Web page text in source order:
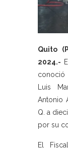
Quito
2024.-
conoció
Luis
Antonio
Q. a
por su
El